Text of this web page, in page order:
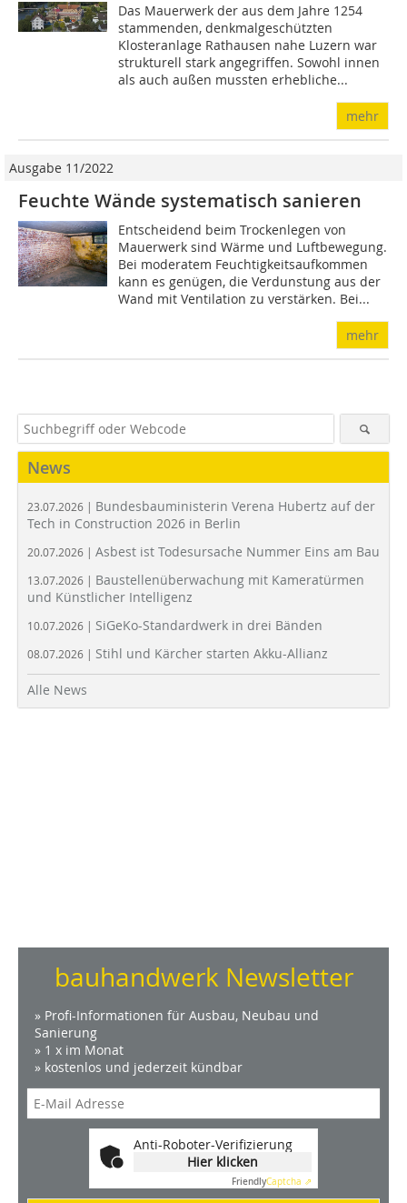
Das Mauerwerk der aus dem Jahre 1254
stammenden, denkmalgeschützten
Klosteranlage Rathausen nahe Luzern war
strukturell stark angegriffen. Sowohl innen
als auch außen mussten erhebliche...
mehr
Ausgabe 11/2022
Feuchte Wände systematisch sanieren
Entscheidend beim Trockenlegen von
Mauerwerk sind Wärme und Luftbewegung.
Bei moderatem Feuchtigkeitsaufkommen
kann es genügen, die Verdunstung aus der
Wand mit Ventilation zu verstärken. Bei...
mehr
News
23.07.2026 | Bundesbauministerin Verena Hubertz auf der
Tech in Construction 2026 in Berlin
20.07.2026 | Asbest ist Todesursache Nummer Eins am Bau
13.07.2026 | Baustellenüberwachung mit Kameratürmen
und Künstlicher Intelligenz
10.07.2026 | SiGeKo-Standardwerk in drei Bänden
08.07.2026 | Stihl und Kärcher starten Akku-Allianz
Alle News
bauhandwerk Newsletter
» Profi-Informationen für Ausbau, Neubau und
Sanierung
» 1 x im Monat
» kostenlos und jederzeit kündbar
Anti-Roboter-Verifizierung
Hier klicken
FriendlyCaptcha ⇗